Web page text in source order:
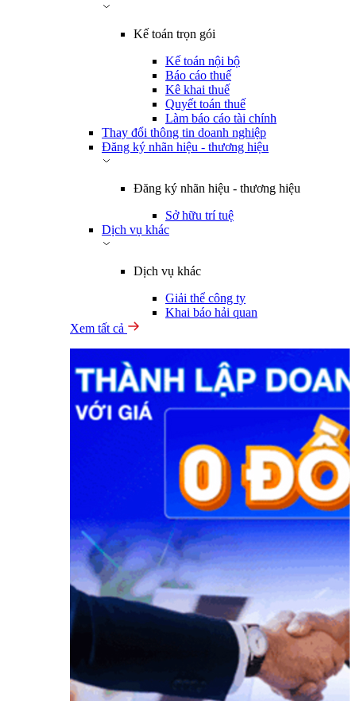
Kế toán trọn gói
Kế toán nội bộ
Báo cáo thuế
Kê khai thuế
Quyết toán thuế
Làm báo cáo tài chính
Thay đổi thông tin doanh nghiệp
Đăng ký nhãn hiệu - thương hiệu
Đăng ký nhãn hiệu - thương hiệu
Sở hữu trí tuệ
Dịch vụ khác
Dịch vụ khác
Giải thể công ty
Khai báo hải quan
Xem tất cả